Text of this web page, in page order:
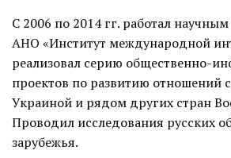
С 2006 по 2014 гг. работал
АНО «Институт международной
реализовал серию общественно-
проектов по развитию отношений
Украиной и рядом других стран
Проводил исследования русских
зарубежья.